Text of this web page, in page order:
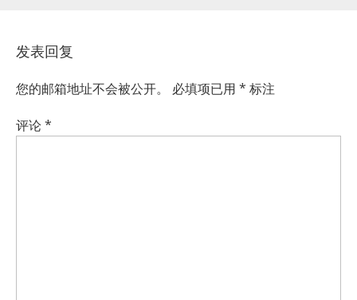
发表回复
您的邮箱地址不会被公开。 必填项已用 * 标注
评论*